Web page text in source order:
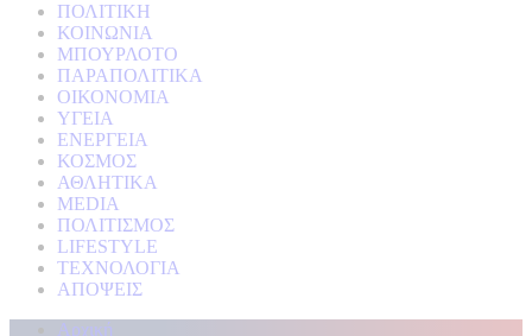
ΠΟΛΙΤΙΚΗ
ΚΟΙΝΩΝΙΑ
ΜΠΟΥΡΛΟΤΟ
ΠΑΡΑΠΟΛΙΤΙΚΑ
ΟΙΚΟΝΟΜΙΑ
ΥΓΕΙΑ
ΕΝΕΡΓΕΙΑ
ΚΟΣΜΟΣ
ΑΘΛΗΤΙΚΑ
MEDIA
ΠΟΛΙΤΙΣΜΟΣ
LIFESTYLE
ΤΕΧΝΟΛΟΓΙΑ
ΑΠΟΨΕΙΣ
Αρχική